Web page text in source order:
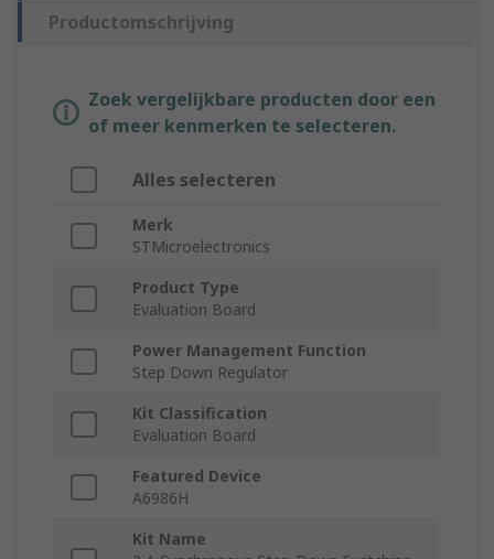
Productomschrijving
Zoek vergelijkbare producten door een
of meer kenmerken te selecteren.
Alles selecteren
Merk
STMicroelectronics
Product Type
Evaluation Board
Power Management Function
Step Down Regulator
Kit Classification
Evaluation Board
Featured Device
A6986H
Kit Name